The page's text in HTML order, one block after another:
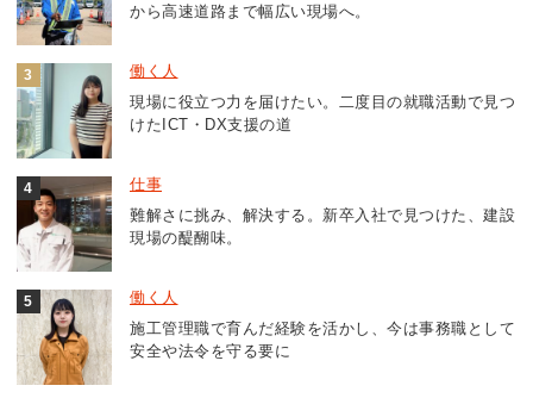
から高速道路まで幅広い現場へ。
働く人
現場に役立つ力を届けたい。二度目の就職活動で見つ
けたICT・DX支援の道
仕事
難解さに挑み、解決する。新卒入社で見つけた、建設
現場の醍醐味。
働く人
施工管理職で育んだ経験を活かし、今は事務職として
安全や法令を守る要に